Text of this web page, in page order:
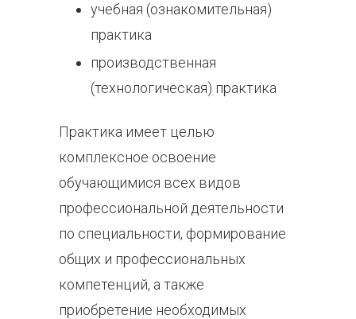
учебная (ознакомительная)
практика
производственная
(технологическая) практика
Практика имеет целью
комплексное освоение
обучающимися всех видов
профессиональной деятельности
по специальности, формирование
общих и профессиональных
компетенций, а также
приобретение необходимых